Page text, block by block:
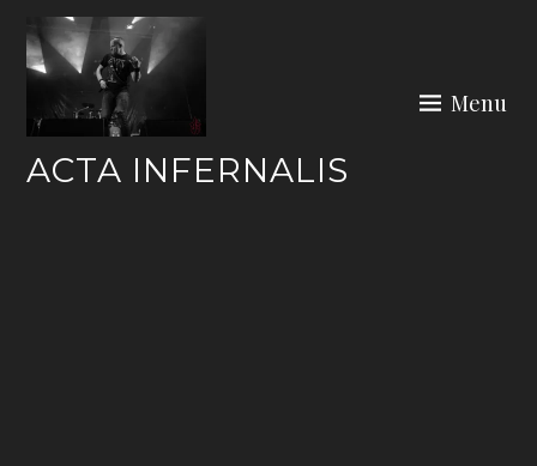
content
ACTA INFERNALIS
Menu